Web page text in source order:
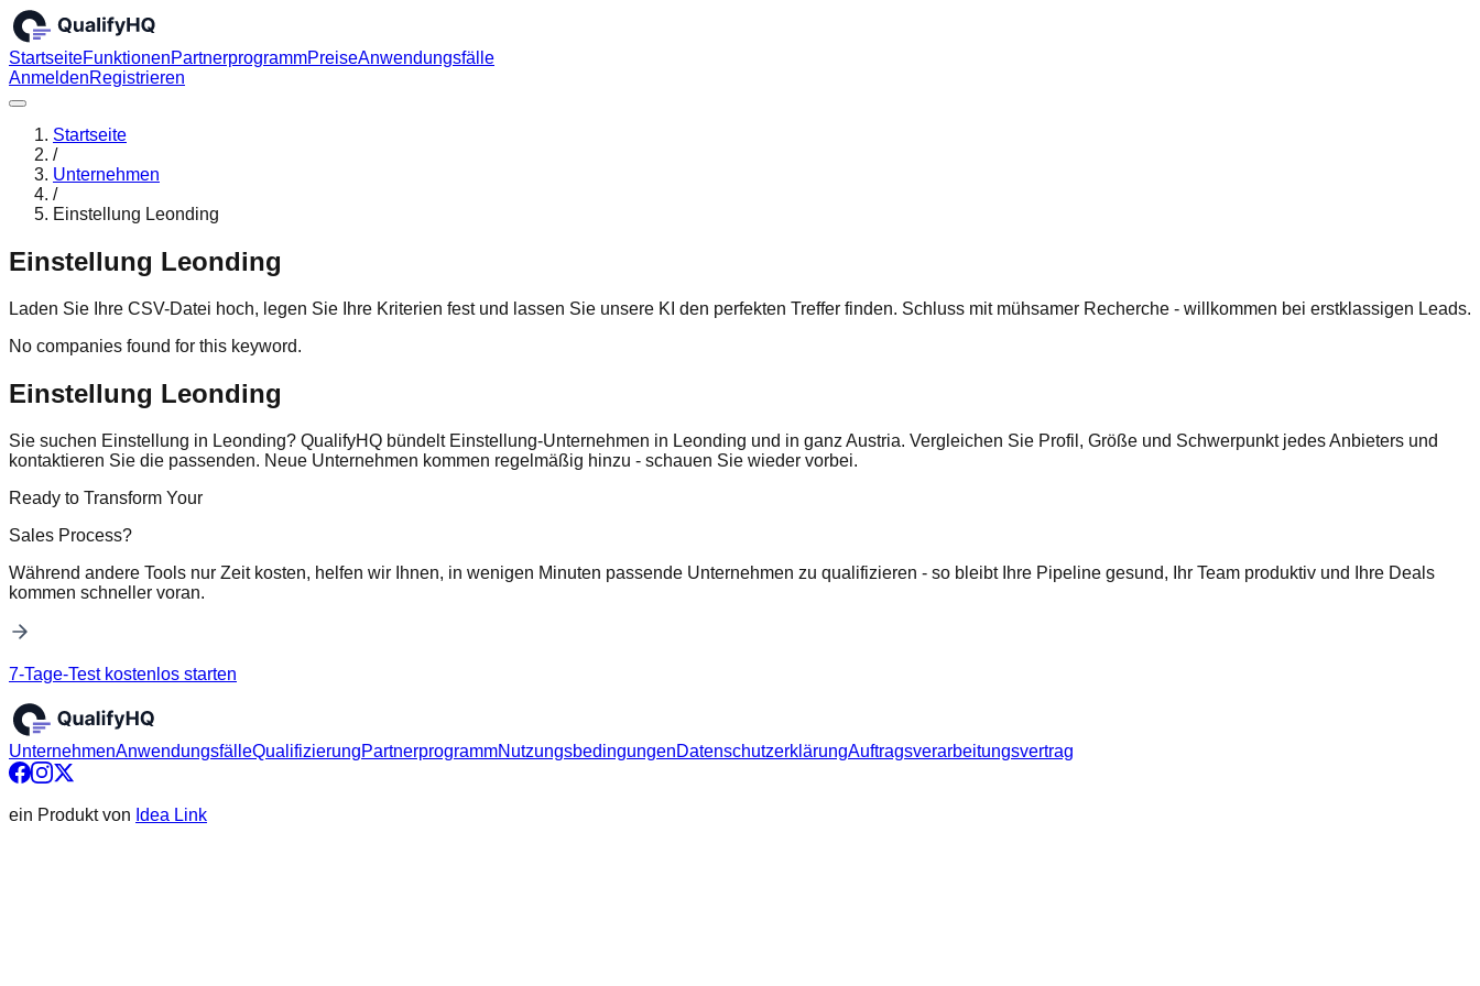
StartseiteFunktionenPartnerprogrammPreiseAnwendungsfälle
AnmeldenRegistrieren
Startseite
/
Unternehmen
/
Einstellung Leonding
Einstellung Leonding
Laden Sie Ihre CSV-Datei hoch, legen Sie Ihre Kriterien fest und lassen Sie unsere KI den perfekten Treffer finden. Schluss mit mühsamer Recherche - willkommen bei erstklassigen Leads.
No companies found for this keyword.
Einstellung Leonding
Sie suchen Einstellung in Leonding? QualifyHQ bündelt Einstellung-Unternehmen in Leonding und in ganz Austria. Vergleichen Sie Profil, Größe und Schwerpunkt jedes Anbieters und
kontaktieren Sie die passenden. Neue Unternehmen kommen regelmäßig hinzu - schauen Sie wieder vorbei.
Ready to Transform Your
Sales Process?
Während andere Tools nur Zeit kosten, helfen wir Ihnen, in wenigen Minuten passende Unternehmen zu qualifizieren - so bleibt Ihre Pipeline gesund, Ihr Team produktiv und Ihre Deals
kommen schneller voran.
7-Tage-Test kostenlos starten
UnternehmenAnwendungsfälleQualifizierungPartnerprogrammNutzungsbedingungenDatenschutzerklärungAuftragsverarbeitungsvertrag
ein Produkt von Idea Link